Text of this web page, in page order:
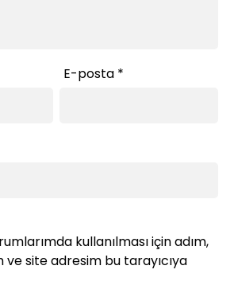
E-posta *
kullanılması için adım,
site adresim bu tarayıcıya